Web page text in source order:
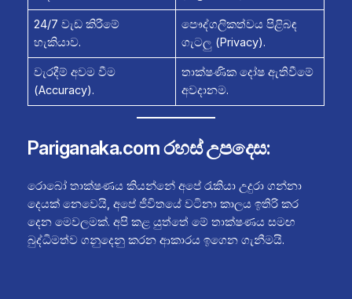
24/7 වැඩ කිරීමේ
හැකියාව.
පෞද්ගලිකත්වය පිළිබඳ
ගැටලු (Privacy).
වැරදීම් අවම වීම
(Accuracy).
තාක්ෂණික දෝෂ ඇතිවීමේ
අවදානම.
Pariganaka.com රහස් උපදෙස:
රොබෝ තාක්ෂණය කියන්නේ අපේ රැකියා උදුරා ගන්නා
දෙයක් නෙවෙයි, අපේ ජීවිතයේ වටිනා කාලය ඉතිරි කර
දෙන මෙවලමක්. අපි කළ යුත්තේ මේ තාක්ෂණය සමඟ
බුද්ධිමත්ව ගනුදෙනු කරන ආකාරය ඉගෙන ගැනීමයි.